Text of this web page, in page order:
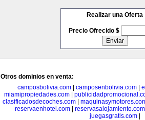
Realizar una Oferta
Precio Ofrecido $
Otros dominios en venta:
camposbolivia.com| camposenbolivia.com|
miamipropiedades.com
clasificadosdecoches.com
reservaenhotel.com| reservasalojamiento.com
juegasgratis.com|